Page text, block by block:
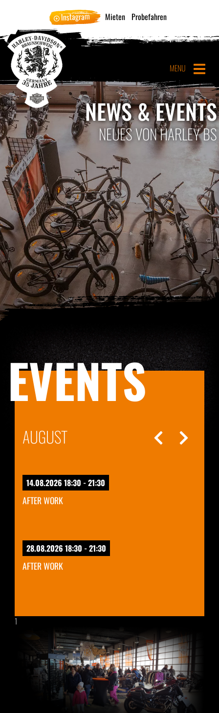
Instagram Mieten Probefahren
MENU
NEWS & EVENTS
NEUES VON HARLEY BS
EVENTS
AUGUST
14.08.2026 18:30 - 21:30
AFTER WORK
28.08.2026 18:30 - 21:30
AFTER WORK
1